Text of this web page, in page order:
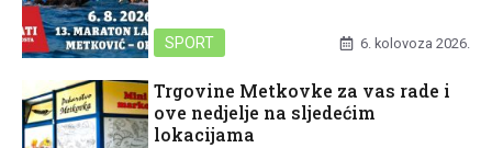
SPORT 6. kolovoza 2026.
Trgovine Metkovke za vas rade i
ove nedjelje na sljedećim
lokacijama